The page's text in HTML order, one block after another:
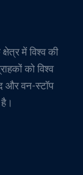
में विश्व की
को विश्व
और वन-स्टॉप